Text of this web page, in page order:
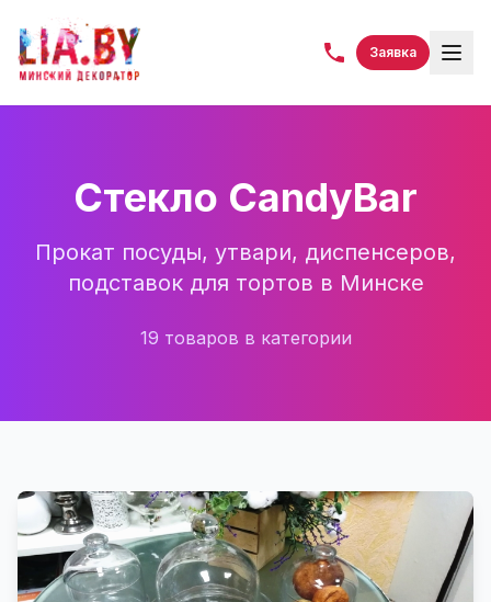
Заявка
Стекло CandyBar
Прокат посуды, утвари, диспенсеров,
подставок для тортов в Минске
19 товаров в категории